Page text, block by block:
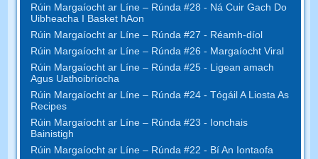
Rúin Margaíocht ar Líne – Rúnda #28 - Ná Cuir Gach Do
Uibheacha I Basket hAon
Rúin Margaíocht ar Líne – Rúnda #27 - Réamh-díol
Rúin Margaíocht ar Líne – Rúnda #26 - Margaíocht Viral
Rúin Margaíocht ar Líne – Rúnda #25 - Ligean amach
Agus Uathoibríocha
Rúin Margaíocht ar Líne – Rúnda #24 - Tógáil A Liosta As
Recipes
Rúin Margaíocht ar Líne – Rúnda #23 - Ionchais
Bainistigh
Rúin Margaíocht ar Líne – Rúnda #22 - Bí An Iontaofa